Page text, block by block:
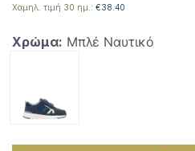
Χαμηλ. τιμή 30 ημ.: €38.40
Χρώμα: Μπλέ Ναυτικό